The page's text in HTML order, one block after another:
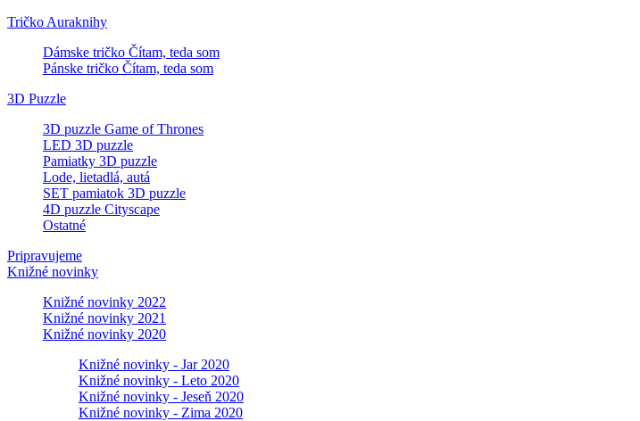
Tričko Auraknihy
Dámske tričko Čítam, teda som
Pánske tričko Čítam, teda som
3D Puzzle
3D puzzle Game of Thrones
LED 3D puzzle
Pamiatky 3D puzzle
Lode, lietadlá, autá
SET pamiatok 3D puzzle
4D puzzle Cityscape
Ostatné
Pripravujeme
Knižné novinky
Knižné novinky 2022
Knižné novinky 2021
Knižné novinky 2020
Knižné novinky - Jar 2020
Knižné novinky - Leto 2020
Knižné novinky - Jeseň 2020
Knižné novinky - Zima 2020